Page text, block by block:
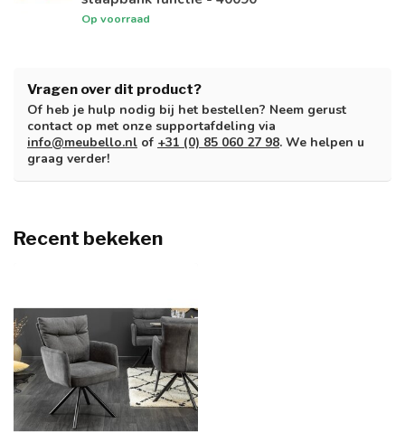
Op voorraad
Vragen over dit product?
Of heb je hulp nodig bij het bestellen? Neem gerust
contact op met onze supportafdeling via
info@meubello.nl of +31 (0) 85 060 27 98. We helpen u
graag verder!
Recent bekeken